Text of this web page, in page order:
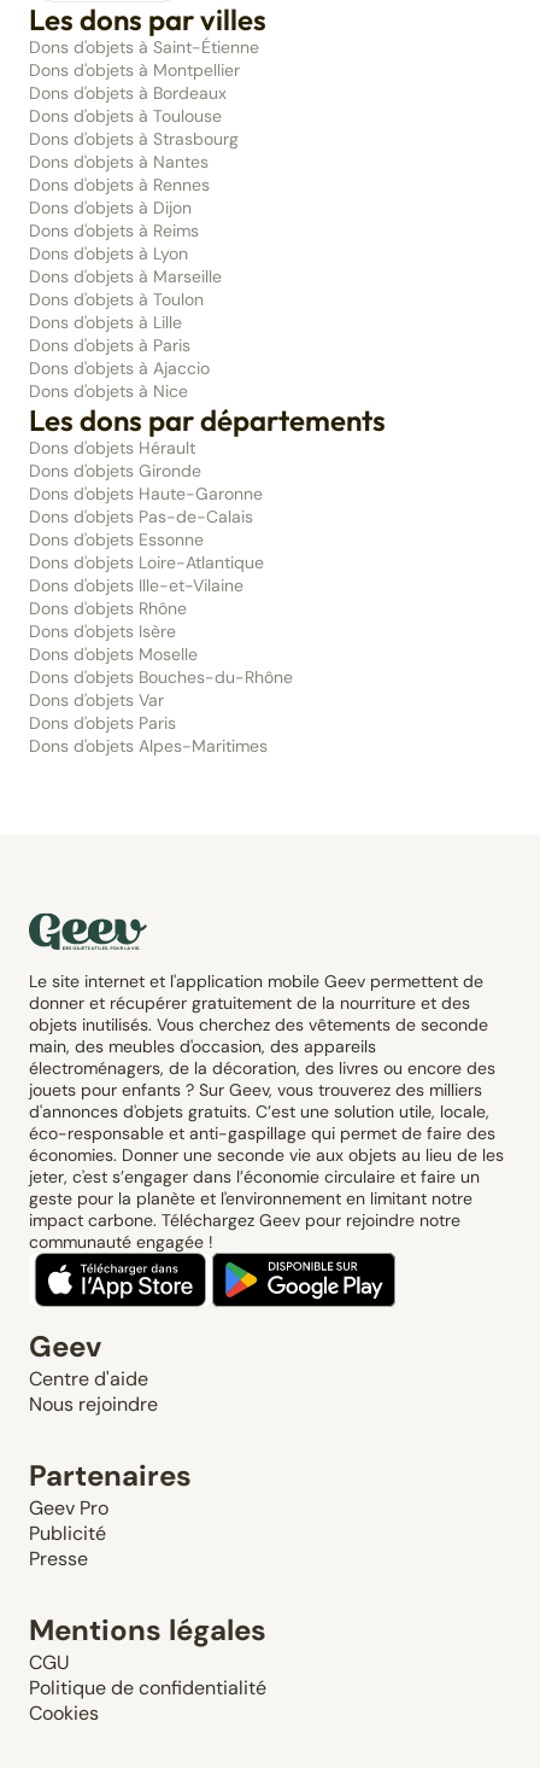
Les dons par villes
Dons d'objets à Saint-Étienne
Dons d'objets à Montpellier
Dons d'objets à Bordeaux
Dons d'objets à Toulouse
Dons d'objets à Strasbourg
Dons d'objets à Nantes
Dons d'objets à Rennes
Dons d'objets à Dijon
Dons d'objets à Reims
Dons d'objets à Lyon
Dons d'objets à Marseille
Dons d'objets à Toulon
Dons d'objets à Lille
Dons d'objets à Paris
Dons d'objets à Ajaccio
Dons d'objets à Nice
Les dons par départements
Dons d'objets Hérault
Dons d'objets Gironde
Dons d'objets Haute-Garonne
Dons d'objets Pas-de-Calais
Dons d'objets Essonne
Dons d'objets Loire-Atlantique
Dons d'objets Ille-et-Vilaine
Dons d'objets Rhône
Dons d'objets Isère
Dons d'objets Moselle
Dons d'objets Bouches-du-Rhône
Dons d'objets Var
Dons d'objets Paris
Dons d'objets Alpes-Maritimes
Le site internet et l'application mobile Geev permettent de
donner et récupérer gratuitement de la nourriture et des
objets inutilisés. Vous cherchez des vêtements de seconde
main, des meubles d'occasion, des appareils
électroménagers, de la décoration, des livres ou encore des
jouets pour enfants ? Sur Geev, vous trouverez des milliers
d'annonces d'objets gratuits. C’est une solution utile, locale,
éco-responsable et anti-gaspillage qui permet de faire des
économies. Donner une seconde vie aux objets au lieu de les
jeter, c'est s’engager dans l’économie circulaire et faire un
geste pour la planète et l'environnement en limitant notre
impact carbone. Téléchargez Geev pour rejoindre notre
communauté engagée !
Geev
Centre d'aide
Nous rejoindre
Partenaires
Geev Pro
Publicité
Presse
Mentions légales
CGU
Politique de confidentialité
Cookies